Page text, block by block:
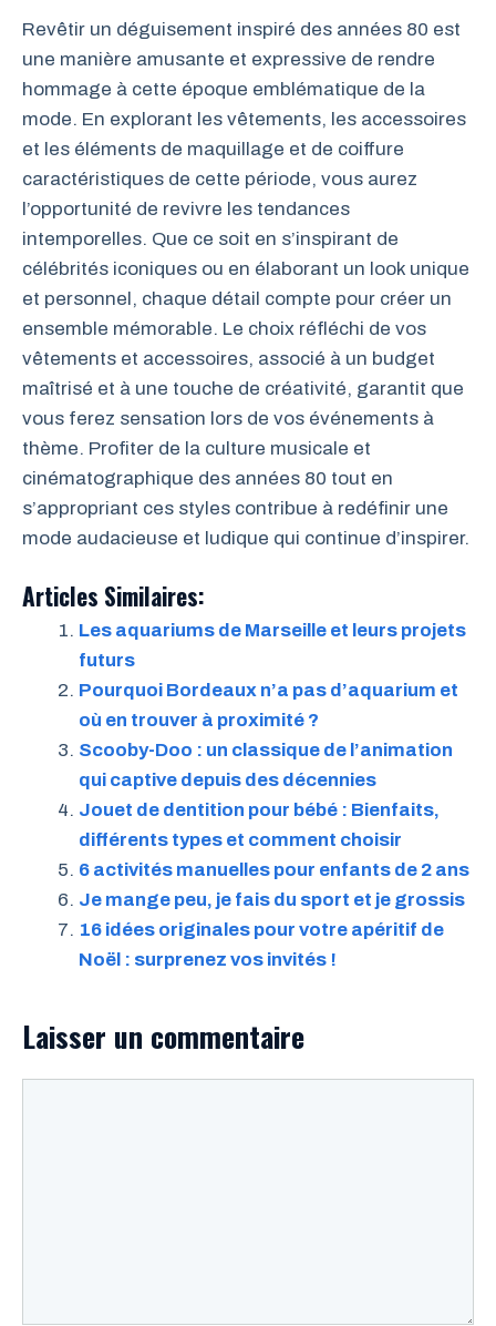
Revêtir un déguisement inspiré des années 80 est
une manière amusante et expressive de rendre
hommage à cette époque emblématique de la
mode. En explorant les vêtements, les accessoires
et les éléments de maquillage et de coiffure
caractéristiques de cette période, vous aurez
l’opportunité de revivre les tendances
intemporelles. Que ce soit en s’inspirant de
célébrités iconiques ou en élaborant un look unique
et personnel, chaque détail compte pour créer un
ensemble mémorable. Le choix réfléchi de vos
vêtements et accessoires, associé à un budget
maîtrisé et à une touche de créativité, garantit que
vous ferez sensation lors de vos événements à
thème. Profiter de la culture musicale et
cinématographique des années 80 tout en
s’appropriant ces styles contribue à redéfinir une
mode audacieuse et ludique qui continue d’inspirer.
Articles Similaires:
Les aquariums de Marseille et leurs projets
futurs
Pourquoi Bordeaux n’a pas d’aquarium et
où en trouver à proximité ?
Scooby-Doo : un classique de l’animation
qui captive depuis des décennies
Jouet de dentition pour bébé : Bienfaits,
différents types et comment choisir
6 activités manuelles pour enfants de 2 ans
Je mange peu, je fais du sport et je grossis
16 idées originales pour votre apéritif de
Noël : surprenez vos invités !
Laisser un commentaire